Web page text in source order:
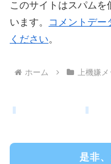
このサイトはスパムを
います。
コメントデー
ください。
ホーム 上機嫌
是非